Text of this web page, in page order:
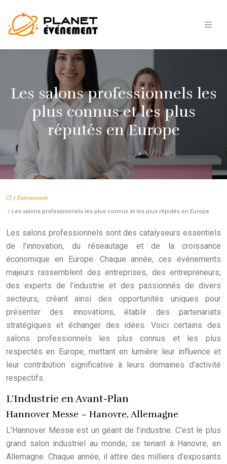
Les salons professionnels les
plus connus et les plus
réputés en Europe
/ Événement
/ Les salons professionnels les plus connus et les plus réputés en Europe
Les salons professionnels sont des catalyseurs essentiels
de l’innovation, du réseautage et de la croissance
économique en Europe. Chaque année, ces événements
majeurs rassemblent des entreprises, des entrepreneurs,
des experts de l’industrie et des passionnés de divers
secteurs, créant ainsi des opportunités uniques pour
présenter des innovations, établir des partenariats
stratégiques et échanger des idées. Voici certains des
salons professionnels les plus connus et les plus
respectés en Europe, mettant en lumière leur influence et
leur contribution significative à leurs domaines d’activité
respectifs.
L’Industrie en Avant-Plan
Hannover Messe – Hanovre, Allemagne
L’Hannover Messe est un géant de l’industrie. C’est le plus
grand salon industriel au monde, se tenant à Hanovre, en
Allemagne. Chaque année, il attire des milliers d’exposants